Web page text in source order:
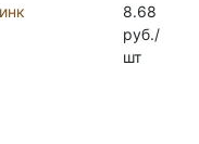
8.68
руб./
шт